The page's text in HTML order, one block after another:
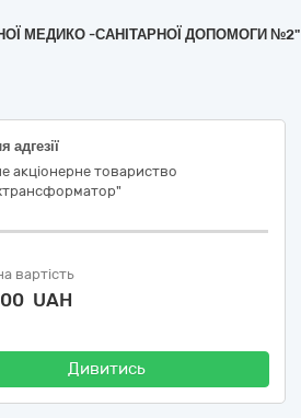
МЕДИКО -САНІТАРНОЇ ДОПОМОГИ №2"
адгезії
акціонерне товариство
вартість
UAH
Дивитись